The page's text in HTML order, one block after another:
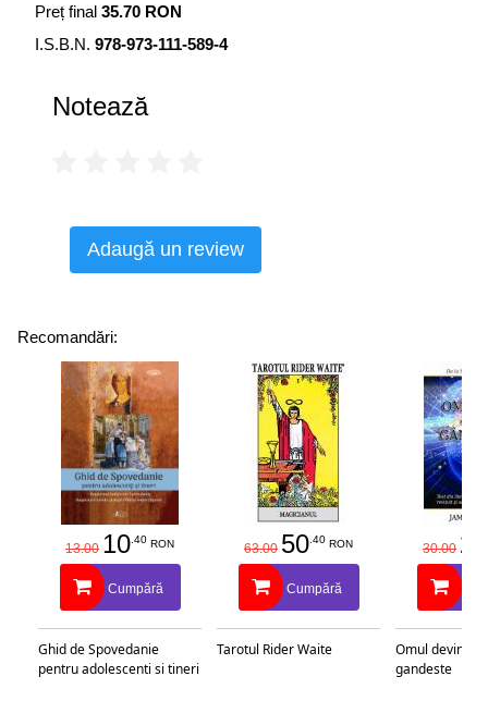
perspectivă unică asupra vieții noastre lăuntrice, a
relațiilor interpersonale și a dezvoltării stării de bine și a
Preț final 35.70 RON
I.S.B.N. 978-973-111-589-4
Notează
Adaugă un review
Recomandări:
13.00 10.40 RON
Cumpără
Ghid de Spovedanie
pentru adolescenti si tineri
63.00 50.40 RON
Cumpără
Tarotul Rider Waite
30.00 25
Omul devine
gandeste